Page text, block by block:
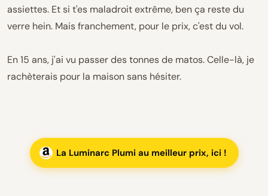
assiettes. Et si t'es maladroit extrême, ben ça reste du
verre hein. Mais franchement, pour le prix, c'est du vol.
En 15 ans, j'ai vu passer des tonnes de matos. Celle-là, je
rachèterais pour la maison sans hésiter.
La Luminarc Plumi au meilleur prix, ici !